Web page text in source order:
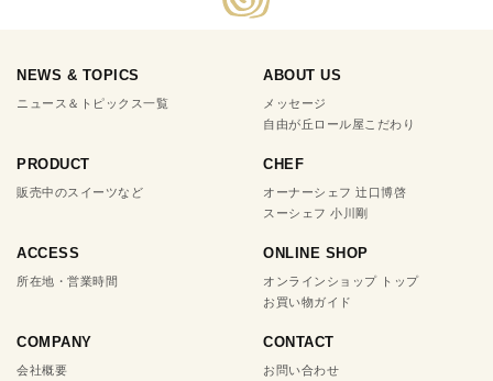
NEWS & TOPICS
ニュース＆トピックス一覧
ABOUT US
メッセージ
自由が丘ロール屋こだわり
PRODUCT
販売中のスイーツなど
CHEF
オーナーシェフ 辻口博啓
スーシェフ 小川剛
ACCESS
所在地・営業時間
ONLINE SHOP
オンラインショップ トップ
お買い物ガイド
COMPANY
会社概要
CONTACT
お問い合わせ